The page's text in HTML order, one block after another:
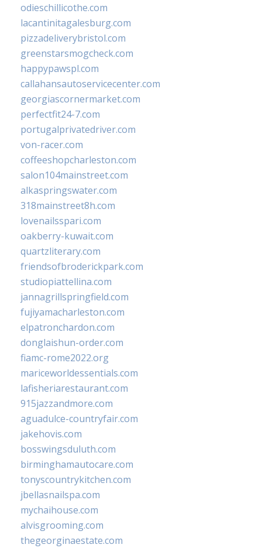
odieschillicothe.com
lacantinitagalesburg.com
pizzadeliverybristol.com
greenstarsmogcheck.com
happypawspl.com
callahansautoservicecenter.com
georgiascornermarket.com
perfectfit24-7.com
portugalprivatedriver.com
von-racer.com
coffeeshopcharleston.com
salon104mainstreet.com
alkaspringswater.com
318mainstreet8h.com
lovenailsspari.com
oakberry-kuwait.com
quartzliterary.com
friendsofbroderickpark.com
studiopiattellina.com
jannagrillspringfield.com
fujiyamacharleston.com
elpatronchardon.com
donglaishun-order.com
fiamc-rome2022.org
mariceworldessentials.com
lafisheriarestaurant.com
915jazzandmore.com
aguadulce-countryfair.com
jakehovis.com
bosswingsduluth.com
birminghamautocare.com
tonyscountrykitchen.com
jbellasnailspa.com
mychaihouse.com
alvisgrooming.com
thegeorginaestate.com